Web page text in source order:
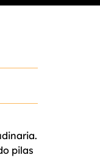
pilas